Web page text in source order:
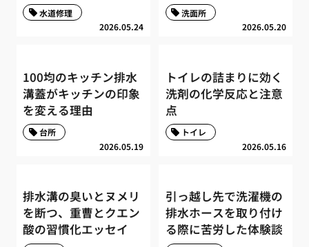
2026.05.24
水道修理
2026.05.20
洗面所
100均のキッチン排水
溝蓋がキッチンの印象
を変える理由
2026.05.19
台所
トイレの詰まりに効く
洗剤の化学反応と注意
点
2026.05.16
トイレ
排水溝の臭いとヌメリ
を断つ、重曹とクエン
酸の習慣化エッセイ
引っ越し先で洗濯機の
排水ホースを取り付け
る際に苦労した体験談